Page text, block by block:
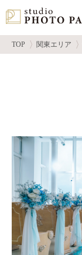
TOP 関東エリア